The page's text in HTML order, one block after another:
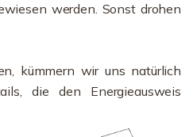
werden. Sonst drohen
kümmern wir uns natürlich
die den Energieausweis